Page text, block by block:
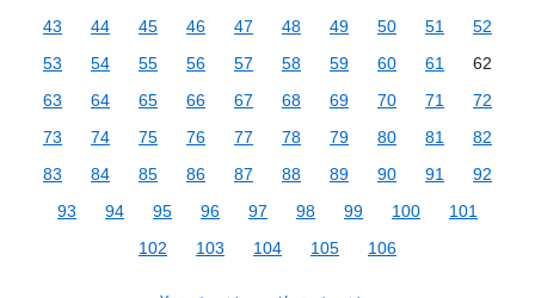
43
44 45 46 47 48 49 50 51
52
53
54 55 56 57 58 59 60 61
62
63
64 65 66 67 68 69 70 71
72
73
74 75 76 77 78 79 80 81
82
83
84 85 86 87 88 89 90 91
92
93
94 95 96 97 98 99 100
101
102
103 104 105 106